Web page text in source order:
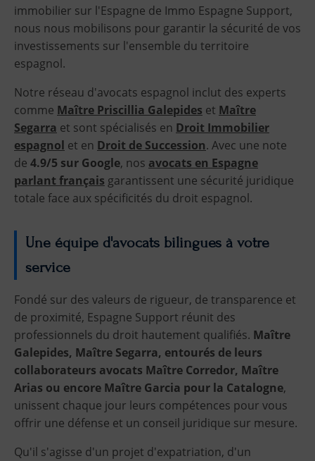
immobilier sur l'Espagne de Immo Espagne Support,
nous nous mobilisons pour garantir la sécurité de vos
investissements sur l'ensemble du territoire
espagnol.
Notre réseau d'avocats espagnol inclut des experts
comme Maître Priscillia Galepides et Maître
Segarra et sont spécialisés en Droit Immobilier
espagnol et en Droit de Succession. Avec une note
de 4.9/5 sur Google, nos avocats en Espagne
parlant français garantissent une sécurité juridique
totale face aux spécificités du droit espagnol.
Une équipe d'avocats bilingues à votre
service
Fondé sur des valeurs de rigueur, de transparence et
de proximité, Espagne Support réunit des
professionnels du droit hautement qualifiés. Maître
Galepides, Maître Segarra, entourés de leurs
collaborateurs avocats Maître Corredor, Maître
Arias ou encore Maître Garcia pour la Catalogne,
unissent chaque jour leurs compétences pour vous
offrir une défense et un conseil juridique sur mesure.
Qu'il s'agisse d'un projet d'expatriation, d'un